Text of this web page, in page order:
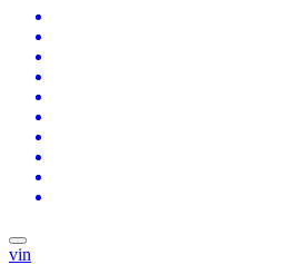
vin